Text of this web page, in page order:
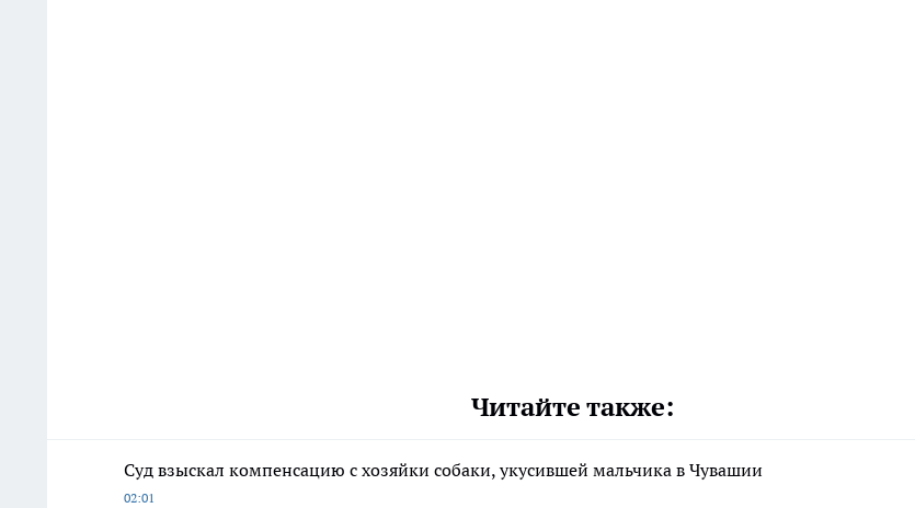
Читайте также:
Суд взыскал компенсацию с хозяйки собаки, укусившей мальчика в Чувашии
02:01